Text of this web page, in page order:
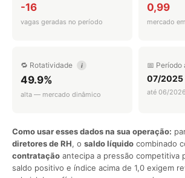
-16
vagas geradas no período
0,99
mercado
🔁 Rotatividade i
49.9%
alta — mercado dinâmico
📅 Período
07/2025
até 06/2026
Como usar esses dados na sua operação:
diretores de RH, o saldo líquido combinado
contratação antecipa a pressão
saldo positivo e índice acima de 1,0 exigem